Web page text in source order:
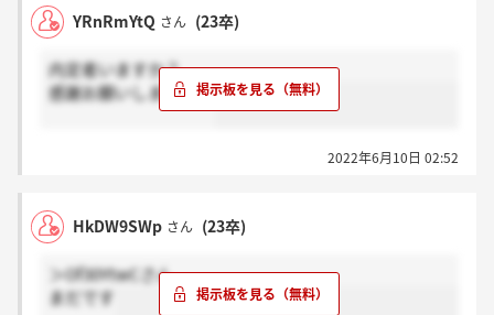
YRnRmYtQ さん (23卒)
内定者いますか？
感謝お願いします！！
2022年6月10日 02:52
HkDW9SWp さん (23卒)
＞Of30YtwCさん
まだです